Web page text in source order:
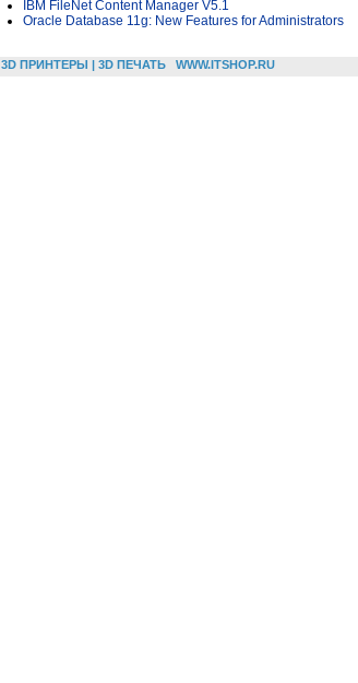
IBM FileNet Content Manager V5.1
Oracle Database 11g: New Features for Administrators
3D ПРИНТЕРЫ | 3D ПЕЧАТЬ WWW.ITSHOP.RU